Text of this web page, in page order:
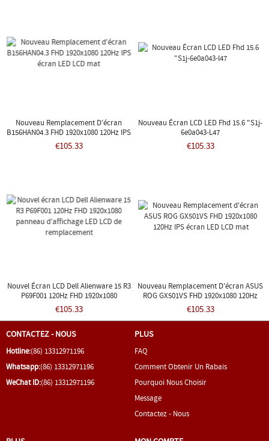
Nouveau Remplacement D'écran
B156HAN04.3 FHD 1920x1080 120Hz IPS
Écran LED LCD Mat
€105.33
Nouveau Écran LCD LED Fhd 15.6 "S1j-
6e0a043-L47
€105.33
Nouvel Écran LCD Dell Alienware 15 R3
P69F001 120Hz FHD 1920x1080
Panneau D'affichage LED LCD De
Remplacement
€105.33
Nouveau Remplacement D'écran ASUS
ROG GX501VS FHD 1920x1080 120Hz
IPS Écran LED LCD Mat
€105.33
CONTACTEZ - NOUS
Hotline:(86) 13312971196
Whatsapp:(86) 13312971196
WeChat ID:(86) 13312971196
PLUS
FAQ
Comment Obtenir Un Rabais
Pourquoi Nous Choisir
Message
Contactez - Nous